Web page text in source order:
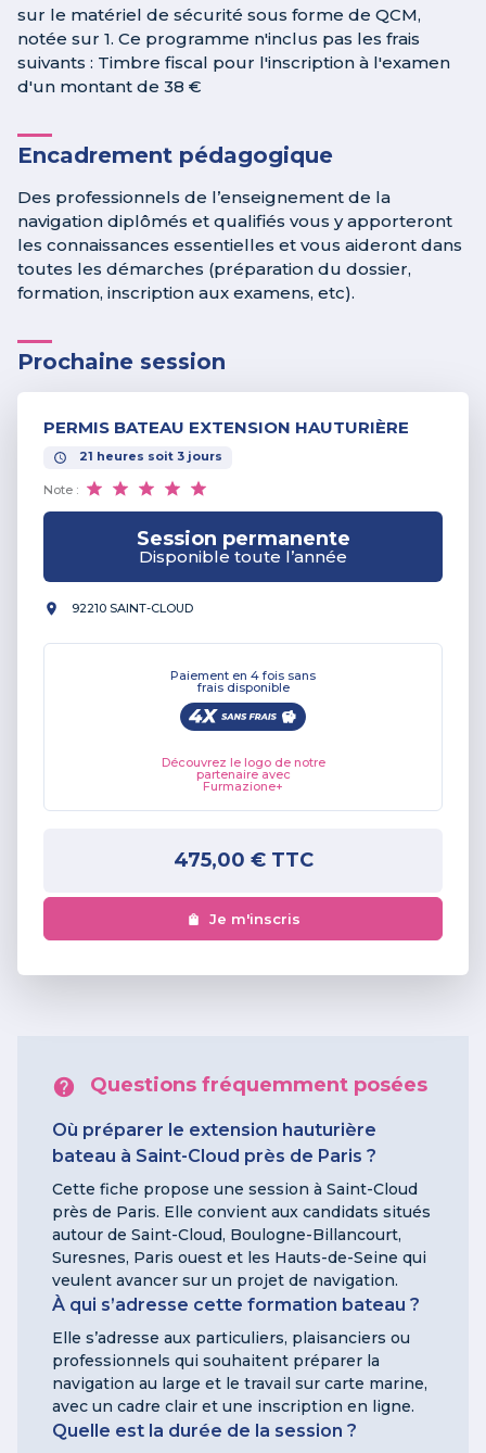
sur le matériel de sécurité sous forme de QCM,
notée sur 1. Ce programme n'inclus pas les frais
suivants : Timbre fiscal pour l'inscription à l'examen
d'un montant de 38 €
Encadrement pédagogique
Des professionnels de l’enseignement de la
navigation diplômés et qualifiés vous y apporteront
les connaissances essentielles et vous aideront dans
toutes les démarches (préparation du dossier,
formation, inscription aux examens, etc).
Prochaine session
PERMIS BATEAU EXTENSION HAUTURIÈRE
21 heures soit 3 jours
Note :
Session permanente
Disponible toute l’année
92210 SAINT-CLOUD
Paiement en 4 fois sans
frais disponible
Découvrez le logo de notre
partenaire avec
Furmazione+
475,00 €TTC
Je m'inscris
Questions fréquemment posées
Où préparer le extension hauturière
bateau à Saint-Cloud près de Paris ?
Cette fiche propose une session à Saint-Cloud
près de Paris. Elle convient aux candidats situés
autour de Saint-Cloud, Boulogne-Billancourt,
Suresnes, Paris ouest et les Hauts-de-Seine qui
veulent avancer sur un projet de navigation.
À qui s’adresse cette formation bateau ?
Elle s’adresse aux particuliers, plaisanciers ou
professionnels qui souhaitent préparer la
navigation au large et le travail sur carte marine,
avec un cadre clair et une inscription en ligne.
Quelle est la durée de la session ?